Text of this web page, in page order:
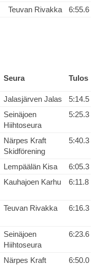
Teuvan Rivakka 6:55.6
Seura Tulos
Jalasjärven Jalas
5:14.5
Seinäjoen
Hiihtoseura
5:25.3
Närpes Kraft
Skidförening
5:40.3
Lempäälän Kisa
6:05.3
Kauhajoen Karhu 6:11.8
Teuvan Rivakka 6:16.3
Seinäjoen
Hiihtoseura
6:23.6
Närpes Kraft
6:50.0